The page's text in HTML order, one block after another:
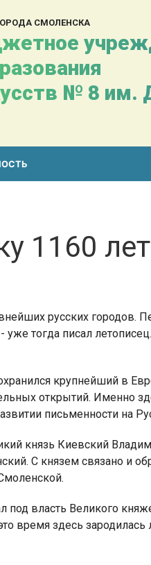
СМОЛЕНСКА
№ 8 им.
4-6 лет
1-5
1160
русских городов.
тогда писал
крупнейший в
открытий. Именно
письменности на
князь Киевский
С князем связано и
под власть Великого
время здесь